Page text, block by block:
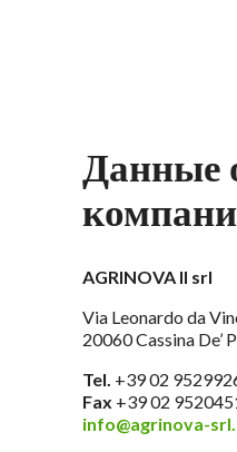
Данные
AGRINOVA II srl
Via Leonardo da
20060 Cassina De’
Tel. +39 02
Fax +39 02
info@agrinova-